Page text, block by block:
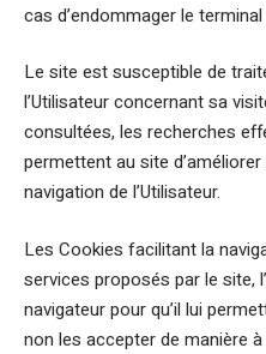
cas d’endommager le terminal
Le site est susceptible de
l’Utilisateur concernant sa
consultées, les recherches
permettent au site
navigation de l’Utilisateur.
Les Cookies facilitant la
services proposés par le site,
navigateur pour qu’il lui
non les accepter de manière